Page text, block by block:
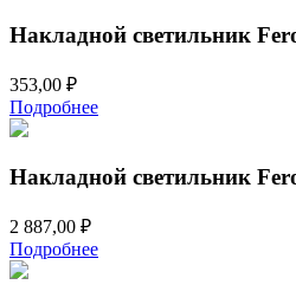
Накладной светильник
353,00 ₽
Подробнее
Накладной светильник
2 887,00 ₽
Подробнее